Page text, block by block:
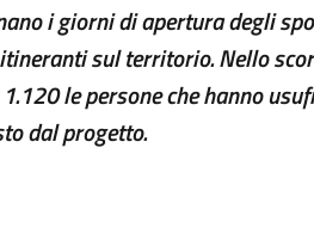
i giorni di apertura degli
sul territorio.Nello
le persone che hanno
dal progetto.